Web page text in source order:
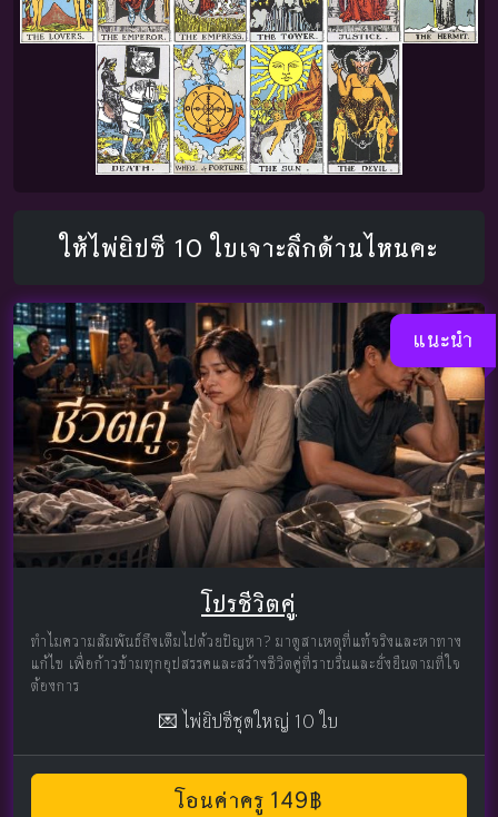
ให้ไพ่ยิปซี 10 ใบเจาะลึกด้านไหนคะ
แนะนำ
โปรชีวิตคู่
ทำไมความสัมพันธ์ถึงเต็มไปด้วยปัญหา? มาดูสาเหตุที่แท้จริงและหาทาง
แก้ไข เพื่อก้าวข้ามทุกอุปสรรคและสร้างชีวิตคู่ที่ราบรื่นและยั่งยืนตามที่ใจ
ต้องการ
💌 ไพ่ยิปซีชุดใหญ่ 10 ใบ
โอนค่าครู 149฿